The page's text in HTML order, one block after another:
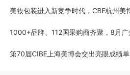
美妆包装进入新竞争时代，CBE杭州美
1000+品牌、112国采购商齐聚，8月广
第70届CIBE上海美博会交出亮眼成绩